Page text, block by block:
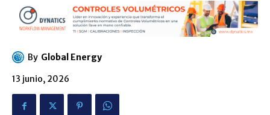
By Global Energy
13 junio, 2026